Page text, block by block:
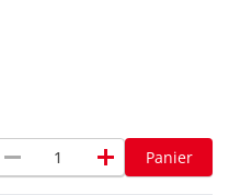
remove add Panier